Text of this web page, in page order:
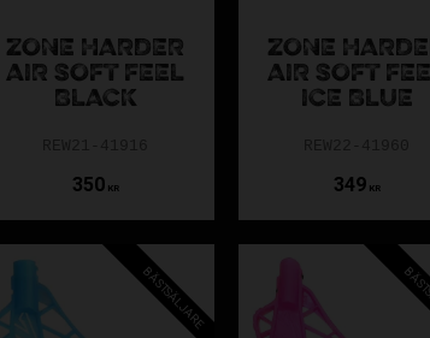
ZONE HARDER
AIR SOFT FEEL
BLACK
350KR
ZONE
AIR SOFT
ICE BLUE
349KR
BÄSTSÄLJARE